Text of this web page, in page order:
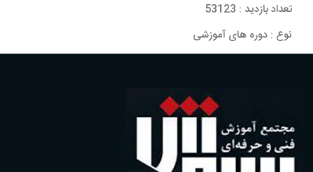
تعداد بازدید : 53123
نوع : دوره های آموزشی